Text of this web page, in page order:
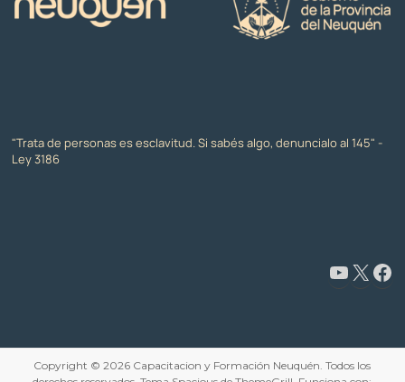
"Trata de personas es esclavitud. Si sabés algo, denuncialo al 145" -
Ley 3186
Copyright © 2026 Capacitacion y Formación Neuquén. Todos los